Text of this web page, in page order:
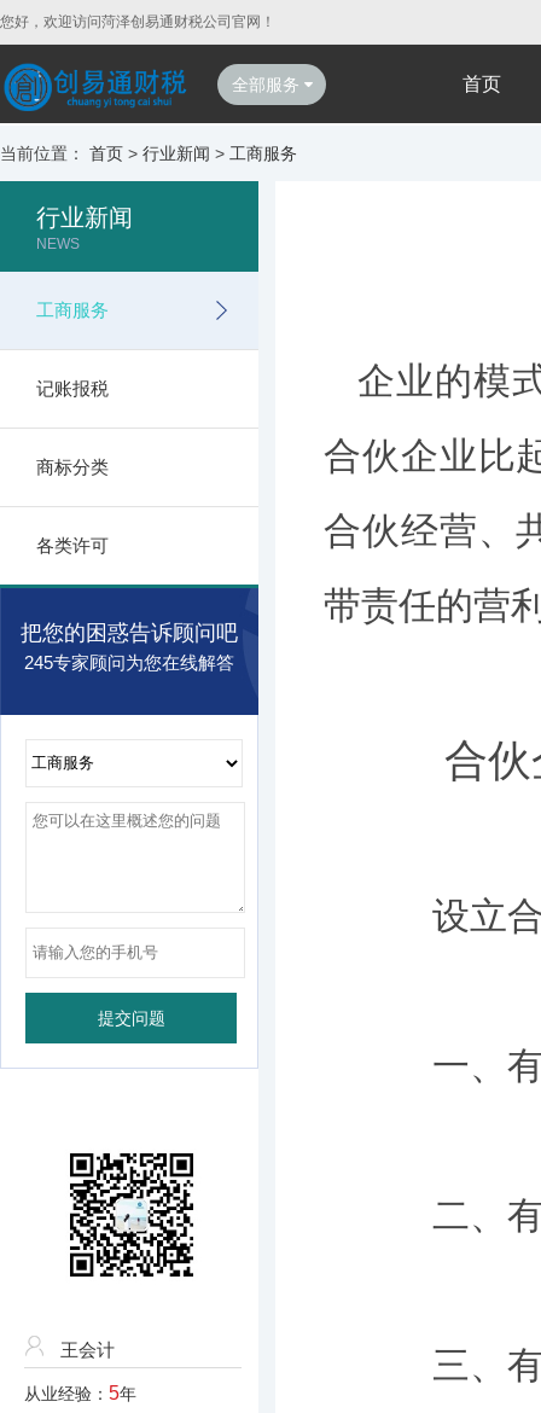
您好，欢迎访问菏泽创易通财税公司官网！
全部服务 首页
当前位置： 首页 > 行业新闻 > 工商服务
行业新闻
NEWS
工商服务
记账报税
商标分类
各类许可
把您的困惑告诉顾问吧
245专家顾问为您在线解答
王会计
从业经验： 5年
企业的模
合伙企业比
合伙经营、
带责任的营
合伙
设立合
一、有
二、有
三、有